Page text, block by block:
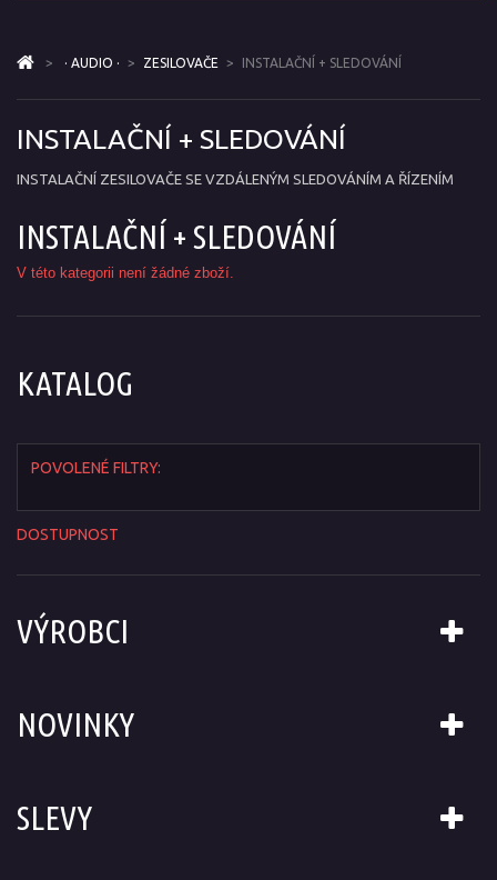
> · AUDIO · > ZESILOVAČE > INSTALAČNÍ + SLEDOVÁNÍ
INSTALAČNÍ + SLEDOVÁNÍ
INSTALAČNÍ ZESILOVAČE SE VZDÁLENÝM SLEDOVÁNÍM A ŘÍZENÍM
INSTALAČNÍ + SLEDOVÁNÍ
V této kategorii není žádné zboží.
KATALOG
POVOLENÉ FILTRY:
DOSTUPNOST
VÝROBCI
NOVINKY
SLEVY